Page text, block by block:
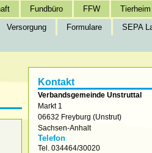
Versorgung Formulare
SEPA
Fundbüro FFW Tierheim
Kontakt
Verbandsgemeinde Unstruttal
Markt 1
06632 Freyburg (Unstrut)
Sachsen-Anhalt
Telefon
Tel. 034464/30020